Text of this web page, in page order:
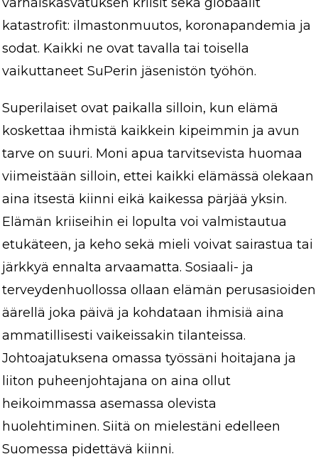
katastrofit: ilmastonmuutos, koronapandemia ja
sodat. Kaikki ne ovat tavalla tai toisella
vaikuttaneet SuPerin jäsenistön työhön.
Superilaiset ovat paikalla silloin, kun elämä
koskettaa ihmistä kaikkein kipeimmin ja avun
tarve on suuri. Moni apua tarvitsevista huomaa
viimeistään silloin, ettei kaikki elämässä olekaan
aina itsestä kiinni eikä kaikessa pärjää yksin.
Elämän kriiseihin ei lopulta voi valmistautua
etukäteen, ja keho sekä mieli voivat sairastua tai
järkkyä ennalta arvaamatta. Sosiaali- ja
terveydenhuollossa ollaan elämän perusasioiden
äärellä joka päivä ja kohdataan ihmisiä aina
ammatillisesti vaikeissakin tilanteissa.
Johtoajatuksena omassa työssäni hoitajana ja
liiton puheenjohtajana on aina ollut
heikoimmassa asemassa olevista
huolehtiminen. Siitä on mielestäni edelleen
Suomessa pidettävä kiinni.